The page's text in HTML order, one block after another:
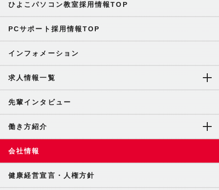
ひよこパソコン教室採用情報TOP
PCサポート採用情報TOP
インフォメーション
求人情報一覧
先輩インタビュー
働き方紹介
会社情報
健康経営宣言・人権方針